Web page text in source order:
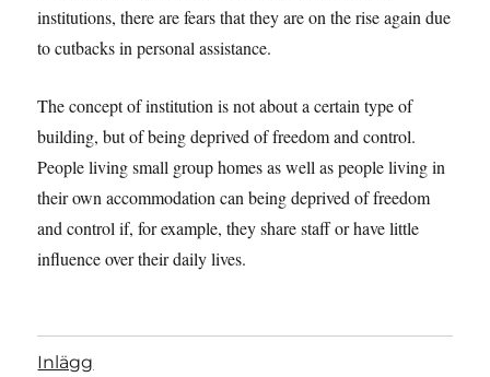
institutions, there are fears that they are on the rise again due
to cutbacks in personal assistance.
The concept of institution is not about a certain type of
building, but of being deprived of freedom and control.
People living small group homes as well as people living in
their own accommodation can being deprived of freedom
and control if, for example, they share staff or have little
influence over their daily lives.
Inlägg